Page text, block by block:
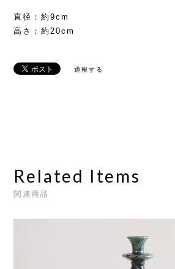
直径：約9cm
高さ：約20cm
通報する
Related Items
関連商品